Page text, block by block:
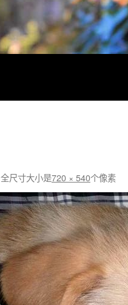
全尺寸大小是720 × 540个像素